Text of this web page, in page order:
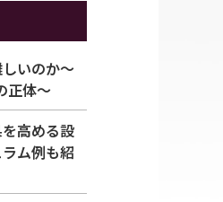
いのか～
正体～
高める設
ム例も紹